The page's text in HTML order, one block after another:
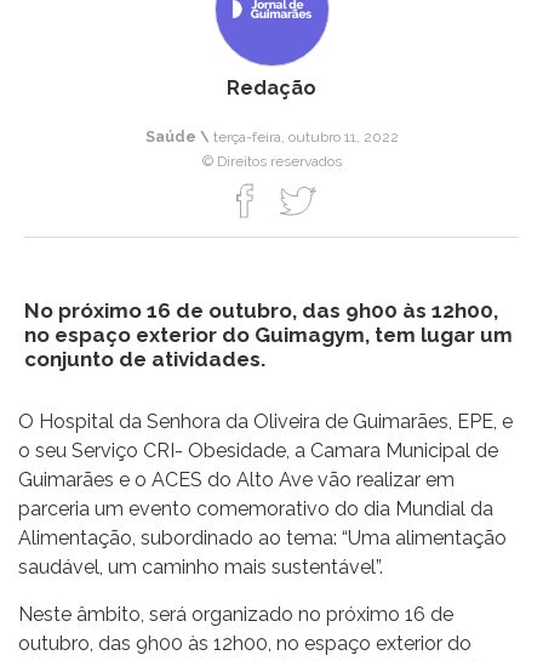
Redação
Saúde \ terça-feira, outubro 11, 2022
© Direitos reservados
No próximo 16 de outubro, das 9h00 às 12h00,
no espaço exterior do Guimagym, tem lugar um
conjunto de atividades.
O Hospital da Senhora da Oliveira de Guimarães, EPE, e
o seu Serviço CRI- Obesidade, a Camara Municipal de
Guimarães e o ACES do Alto Ave vão realizar em
parceria um evento comemorativo do dia Mundial da
Alimentação, subordinado ao tema: “Uma alimentação
saudável, um caminho mais sustentável”.
Neste âmbito, será organizado no próximo 16 de
outubro, das 9h00 às 12h00, no espaço exterior do